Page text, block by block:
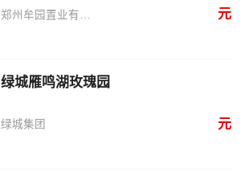
元
绿城雁鸣湖玫瑰园
绿城集团 元